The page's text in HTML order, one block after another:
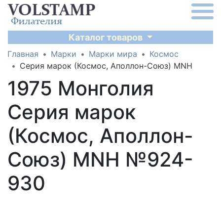
Каталог товаров
Главная Марки Марки мира
Космос
Серия марок (Космос, Аполлон-Союз) MNH
1975 Монголия
Серия марок
(Космос, Аполлон-
Союз) MNH №924-
930